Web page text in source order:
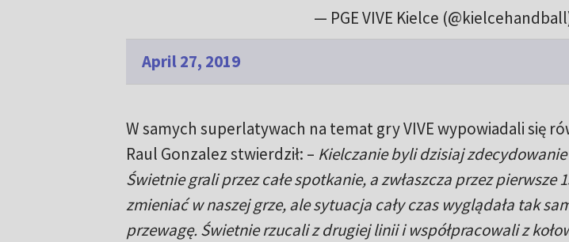
— PGE VIVE Kielce
April 27, 2019
W samych superlatywach na temat gry VIVE wypowiadali się
Raul Gonzalez stwierdził: – Kielczanie byli dzisiaj zdecydowanie
Świetnie grali przez całe spotkanie, a zwłaszcza przez pierwsze
zmieniać w naszej grze, ale sytuacja cały czas wyglądała tak
przewagę. Świetnie rzucali z drugiej linii i współpracowali z